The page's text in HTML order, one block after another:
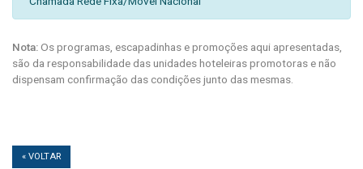
Nota:Os programas, escapadinhas e promoções aqui apresentadas,
são da responsabilidade das unidades hoteleiras promotoras e não
dispensam confirmação das condições junto das mesmas.
« VOLTAR